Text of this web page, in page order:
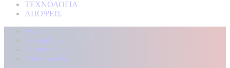
ΤΕΧΝΟΛΟΓΙΑ
ΑΠΟΨΕΙΣ
Αρχική
Kontra Live
Καταγγελίες
Επικοινωνία